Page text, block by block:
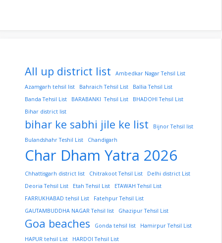
All up district list
Ambedkar Nagar Tehsil List
Azamgarh tehsil list
Bahraich Tehsil List
Ballia Tehsil List
Banda Tehsil List
BARABANKI Tehsil List
BHADOHI Tehsil List
Bihar district list
bihar ke sabhi jile ke list
Bijnor Tehsil list
Bulandshahr Teshil List
Chandigarh
Char Dham Yatra 2026
Chhattisgarh district list Chitrakoot Tehsil List
Delhi district List
Deoria Tehsil List
Etah Tehsil List
ETAWAH Tehsil List
FARRUKHABAD tehsil List
Fatehpur Tehsil List
GAUTAMBUDDHA NAGAR Tehsil list
Ghazipur Tehsil List
Goa beaches Gonda tehsil list
Hamirpur Tehsil List
HAPUR tehsil List
HARDOI Tehsil List